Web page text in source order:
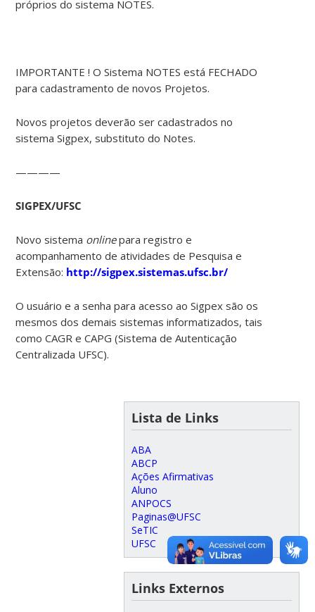
próprios do sistema NOTES.
IMPORTANTE ! O Sistema NOTES está FECHADO
para cadastramento de novos Projetos.
Novos projetos deverão ser cadastrados no
sistema Sigpex, substituto do Notes.
————
SIGPEX/UFSC
Novo sistema onlinepara registro e
acompanhamento de atividades de Pesquisa e
Extensão: http://sigpex.sistemas.ufsc.br/
O usuário e a senha para acesso ao Sigpex são os
mesmos dos demais sistemas informatizados, tais
como CAGR e CAPG (Sistema de Autenticação
Centralizada UFSC).
Lista de Links
ABA
ABCP
Ações Afirmativas
Aluno
ANPOCS
Paginas@UFSC
SeTIC
UFSC
Links Externos